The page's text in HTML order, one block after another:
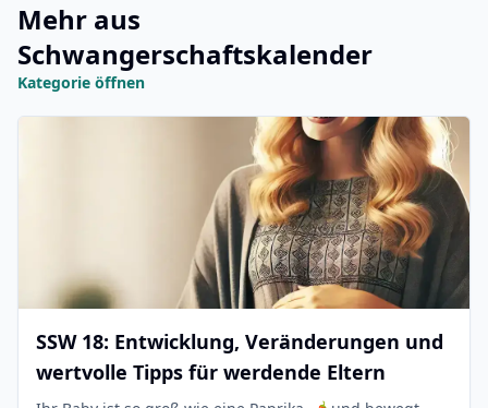
Mehr aus
Schwangerschaftskalender
Kategorie öffnen
SSW 18: Entwicklung, Veränderungen und
wertvolle Tipps für werdende Eltern